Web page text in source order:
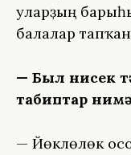
уларҙың
балалар
— Был нисек
табиптар
— Йөклөлөк